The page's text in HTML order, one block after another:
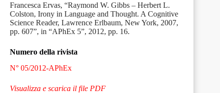
Francesca Ervas, “Raymond W. Gibbs – Herbert L.
Colston, Irony in Language and Thought. A Cognitive
Science Reader, Lawrence Erlbaum, New York, 2007,
pp. 607”, in “APhEx 5”, 2012, pp. 16.
Numero della rivista
N° 05/2012-APhEx
Visualizza e scarica il file PDF